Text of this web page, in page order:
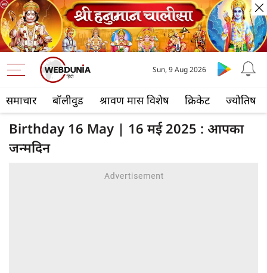
समाचार बॉलीवुड श्रावण मास विशेष क्रिकेट ज्योतिष
Sun, 9 Aug 2026
Birthday 16 May | 16 मई 2025 : आपका
जन्मदिन